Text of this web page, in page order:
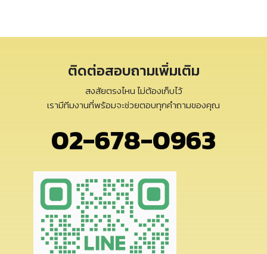
ติดต่อสอบถามเพิ่มเติม
สงสัยตรงไหน ไม่ต้องเก็บไว้
เรามีทีมงานที่พร้อมจะช่วยตอบทุกคำถามของคุณ
02-678-0963